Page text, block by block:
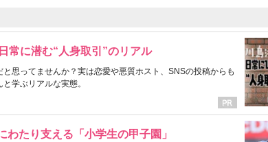
常に潜む“人身取引”のリアル
と思ってませんか？実は恋愛や悪質ホスト、SNSの投稿からも
学ぶリアルな実態。
わたり支える「小学生の甲子園」